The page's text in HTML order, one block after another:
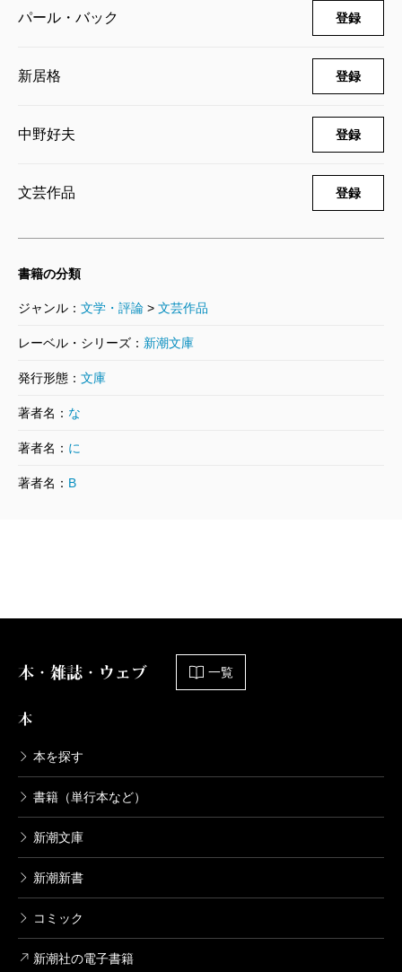
たらして耕す実直な人の話だと勝手におもっていたの
な中国のお話。清朝末期
台に、波瀾万丈捲土重来
残る長いのは『
て、先週からうかうかと読み始めたら、これもめっち
古いのに、いまだに新潮文庫で売られてる小説はす
べて力を秘めた作品たちである。新潮文庫で売られて
むぞ。
（ほりい・けんいちろう＝京都生まれ。調査するコラ
ムニスト。主な著書に『若者殺しの時代』『落語の国
パール・バック 登録
新居格 登録
中野好夫 登録
文芸作品 登録
書籍の分類
ジャンル： 文学・評論 > 文芸作品
レーベル・シリーズ： 新潮文庫
発行形態： 文庫
著者名： な
著者名： に
著者名： B
本・雑誌・ウェブ 一覧
本
本を探す
書籍（単行本など）
新潮文庫
新潮新書
コミック
新潮社の電子書籍